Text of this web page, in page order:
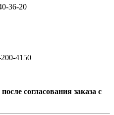
36-20
4150
после согласования заказа с